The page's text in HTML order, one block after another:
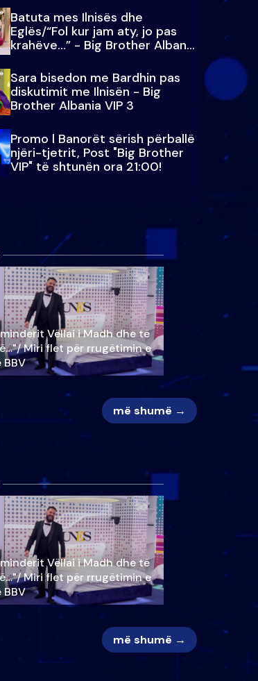
Batuta mes Ilnisës dhe
Eglës/“Fol kur jam aty, jo pas
krahëve…” - Big Brother Albania
VIP 3
Sara bisedon me Bardhin pas
diskutimit me Ilnisën - Big
Brother Albania VIP 3
Promo l Banorët sërish përballë
njëri-tjetrit, Post "Big Brother
VIP" të shtunën ora 21:00!
Vëllai i Madh dhe të
Miri flet për rrugëtimin e
më shumë →
Vëllai i Madh dhe të
Miri flet për rrugëtimin e
më shumë →